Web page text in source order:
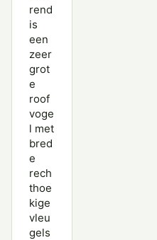
rend
is
een
zeer
grot
e
roof
voge
l met
bred
e
rech
thoe
kige
vleu
gels